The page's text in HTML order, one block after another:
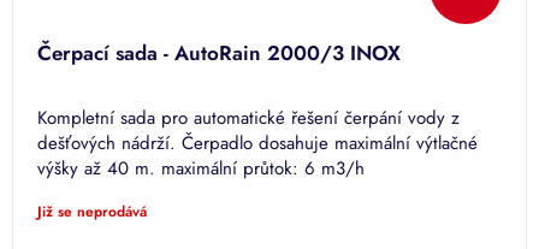
Čerpací sada - AutoRain 2000/3 INOX
Kompletní sada pro automatické řešení čerpání vody z
dešťových nádrží. Čerpadlo dosahuje maximální výtlačné
výšky až 40 m. maximální průtok: 6 m3/h
Již se neprodává